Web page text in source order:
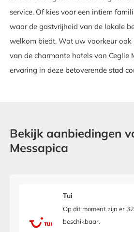
service. Of kies voor een intiem
waar de gastvrijheid van de lokale
welkom biedt. Wat uw voorkeur ook
van de charmante hotels van Ceglie
ervaring in deze betoverende stad
Bekijk aanbiedingen
Messapica
Tui
Op dit moment zijn er
beschikbaar.